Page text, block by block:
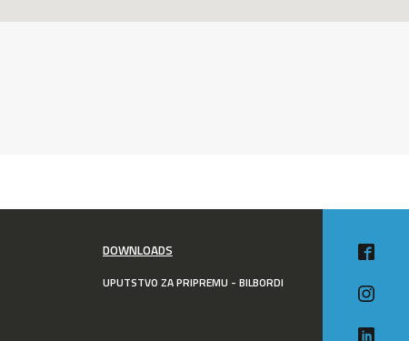
DOWNLOADS
UPUTSTVO ZA PRIPREMU - BILBORDI